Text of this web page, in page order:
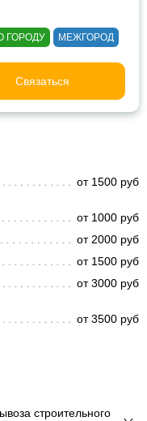
ГОРОДУ МЕЖГОРОД
Связаться
от 1500 руб
от 1000 руб
от 2000 руб
от 1500 руб
от 3000 руб
от 3500 руб
строительного